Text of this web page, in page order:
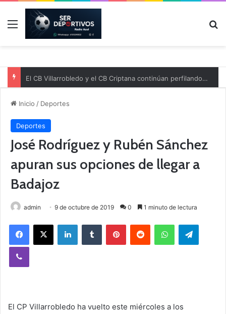
Menú
Inicio / Deportes
Deportes
José Rodríguez y Rubén Sánchez
apuran sus opciones de llegar a
Badajoz
admin 9 de octubre de 2019 0 1 minuto de lectura
El CP Villarrobledo ha vuelto este miércoles a los